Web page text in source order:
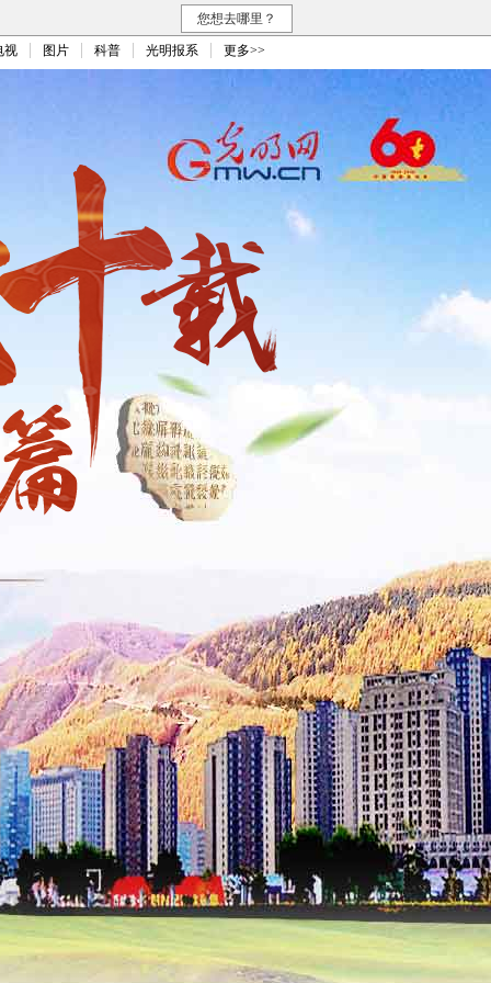
您想去哪里？
视 图片 科普 光明报系 更多>>